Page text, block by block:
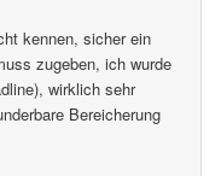
kennen, sicher ein
zugeben, ich wurde
wirklich sehr
Bereicherung